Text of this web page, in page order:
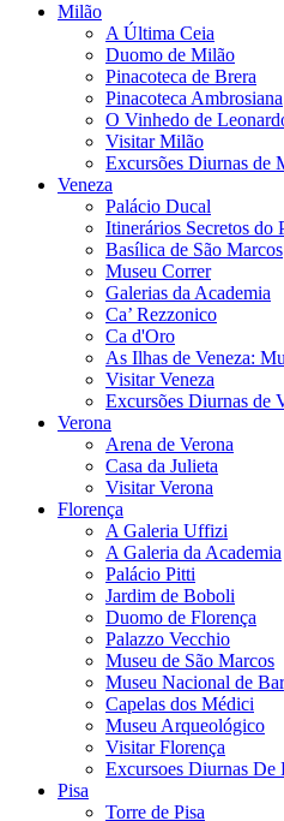
Milão
A Última Ceia
Duomo de Milão
Pinacoteca de Brera
Pinacoteca Ambrosiana
O Vinhedo de
Visitar Milão
Excursões Diurnas de
Veneza
Palácio Ducal
Itinerários Secretos do
Basílica de São Marcos
Museu Correr
Galerias da Academia
Ca’ Rezzonico
Ca d'Oro
As Ilhas de Veneza:
Visitar Veneza
Excursões Diurnas de
Verona
Arena de Verona
Casa da Julieta
Visitar Verona
Florença
A Galeria Uffizi
A Galeria da Academia
Palácio Pitti
Jardim de Boboli
Duomo de Florença
Palazzo Vecchio
Museu de São Marcos
Museu Nacional de
Capelas dos Médici
Museu Arqueológico
Visitar Florença
Excursoes Diurnas De
Pisa
Torre de Pisa